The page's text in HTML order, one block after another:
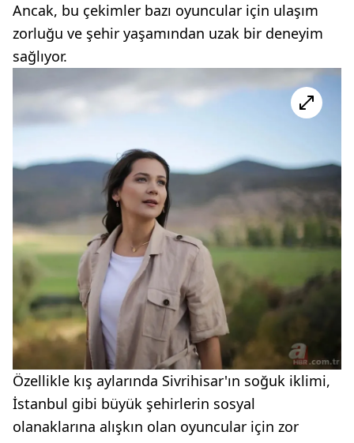
Ancak, bu çekimler bazı oyuncular için ulaşım
zorluğu ve şehir yaşamından uzak bir deneyim
sağlıyor.
Özellikle kış aylarında Sivrihisar'ın soğuk iklimi,
İstanbul gibi büyük şehirlerin sosyal
olanaklarına alışkın olan oyuncular için zor